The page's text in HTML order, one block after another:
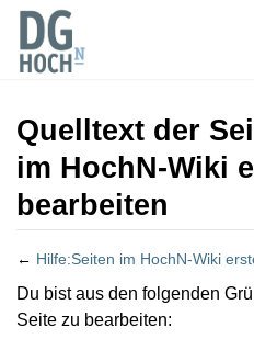
Quelltext der
im HochN-Wiki
bearbeiten
← Hilfe:Seiten im HochN-Wiki
Wechseln zu: Navigation Suche
Du bist aus den folgenden
Seite zu bearbeiten: